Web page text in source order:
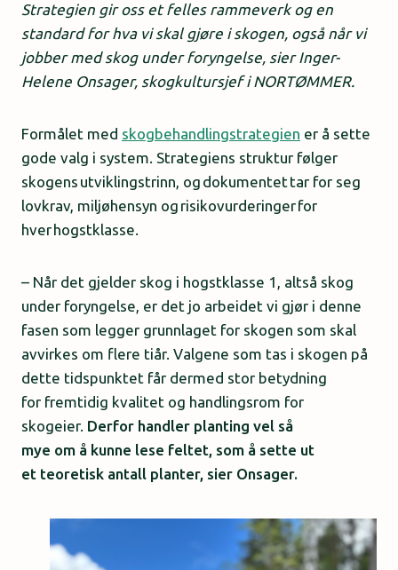
Strategien gir oss et felles rammeverk og en
standard for hva vi skal gjøre i skogen, også når vi
jobber med skog under foryngelse, sier Inger-
Helene Onsager, skogkultursjef i NORTØMMER.
Formålet med skogbehandlingstrategien er å sette
gode valg i system. Strategiens struktur følger
skogens utviklingstrinn, og dokumentet tar for seg
lovkrav, miljøhensyn og risikovurderinger for
hver hogstklasse.
– Når det gjelder skog i hogstklasse 1, altså skog
under foryngelse, er det jo arbeidet vi gjør i denne
fasen som legger grunnlaget for skogen som skal
avvirkes om flere tiår. Valgene som tas i skogen på
dette tidspunktet får dermed stor betydning
for fremtidig kvalitet og handlingsrom for
skogeier. Derfor handler planting vel så
mye om å kunne lese feltet, som å sette ut
et teoretisk antall planter, sier Onsager.